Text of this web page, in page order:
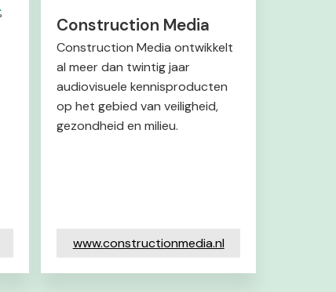
Construction Media
Construction Media ontwikkelt
al meer dan twintig jaar
audiovisuele kennisproducten
op het gebied van veiligheid,
gezondheid en milieu.
www.constructionmedia.nl